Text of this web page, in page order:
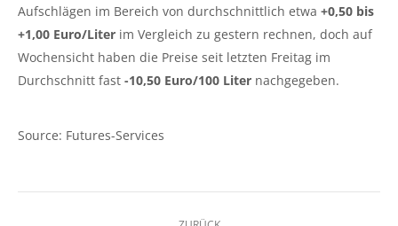
Aufschlägen im Bereich von durchschnittlich etwa +0,50 bis
+1,00 Euro/Liter im Vergleich zu gestern rechnen, doch auf
Wochensicht haben die Preise seit letzten Freitag im
Durchschnitt fast -10,50 Euro/100 Liter nachgegeben.
Source: Futures-Services
Kommentarnavigation